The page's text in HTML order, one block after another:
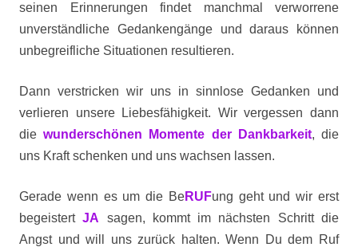
seinen Erinnerungen findet manchmal verworrene
unverständliche Gedankengänge und daraus können
unbegreifliche Situationen resultieren.
Dann verstricken wir uns in sinnlose Gedanken und
verlieren unsere Liebesfähigkeit. Wir vergessen dann
diewunderschönen Momente der Dankbarkeit, die
uns Kraft schenken und uns wachsen lassen.
Gerade wenn es um die BeRUFung geht und wir erst
begeistertJA sagen, kommt im nächsten Schritt die
Angst und will uns zurück halten. Wenn Du dem Ruf